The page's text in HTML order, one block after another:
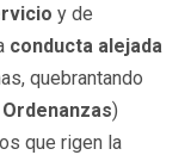
y de
conducta alejada
quebrantando
)
que rigen la